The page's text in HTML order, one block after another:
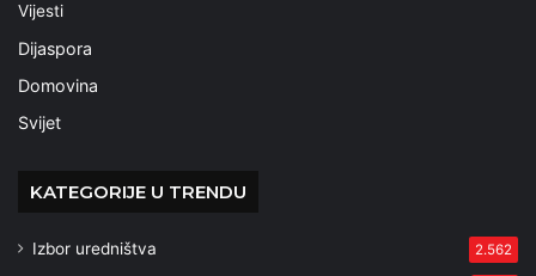
Vijesti
Dijaspora
Domovina
Svijet
KATEGORIJE U TRENDU
Izbor uredništva 2.562